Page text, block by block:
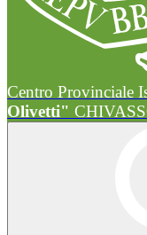
Centro Provinciale
Olivetti"